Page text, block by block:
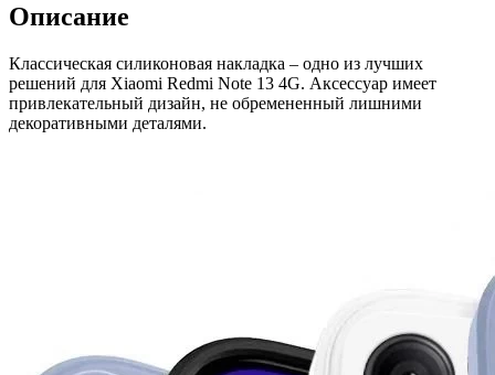
Описание
Классическая силиконовая накладка – одно из лучших
решений для Xiaomi Redmi Note 13 4G. Аксессуар имеет
привлекательный дизайн, не обремененный лишними
декоративными деталями.